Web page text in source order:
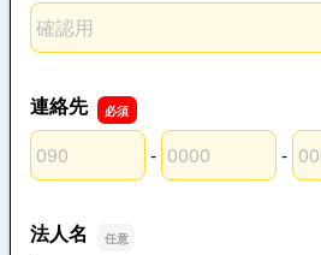
メールアドレスの確認用
連絡先
連絡先の市外局番
-
連絡先の市内局番 -
連絡先の加入者番号
法人名